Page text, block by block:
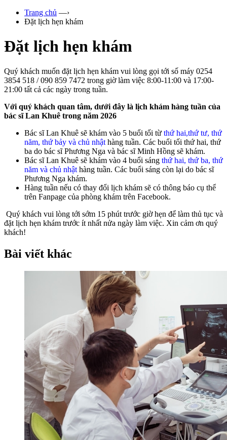
Trang chủ —›
Đặt lịch hẹn khám
Đặt lịch hẹn khám
Quý khách muốn đặt lịch hẹn khám vui lòng gọi tới số máy 0254
3854 518 / 090 859 7472 trong giờ làm việc 8:00-11:00 và 17:00-
21:00 tất cả các ngày trong tuần.
Với quý khách quan tâm, dưới đây là lịch khám hàng tuần của
bác sĩ Lan Khuê trong năm 2026
Bác sĩ Lan Khuê sẽ khám vào 5 buổi tối từ thứ hai,thứ tư, thứ
năm, thứ bảy và chủ nhật hàng tuần. Các buổi tối thứ hai, thứ
ba do bác sĩ Phương Nga và bác sĩ Minh Hồng sẽ khám.
Bác sĩ Lan Khuê sẽ khám vào 4 buổi sáng thứ hai, thứ ba, thứ
năm và chủ nhật hàng tuần. Các buổi sáng còn lại do bác sĩ
Phương Nga khám.
Hàng tuần nếu có thay đổi lịch khám sẽ có thông báo cụ thể
trên Fanpage của phòng khám trên Facebook.
Quý khách vui lòng tới sớm 15 phút trước giờ hẹn để làm thủ tục và
đặt lịch hẹn khám trước ít nhất nửa ngày làm việc. Xin cảm ơn quý
khách!
Bài viết khác